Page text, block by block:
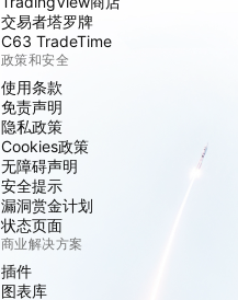
交易者塔罗牌
C63 TradeTime
政策和安全
使用条款
免责声明
隐私政策
Cookies政策
无障碍声明
安全提示
漏洞赏金计划
状态页面
商业解决方案
插件
图表库